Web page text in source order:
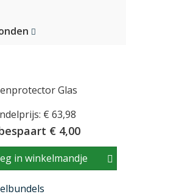
Glas
€ 63,98
€ 4,00
in winkelmandje